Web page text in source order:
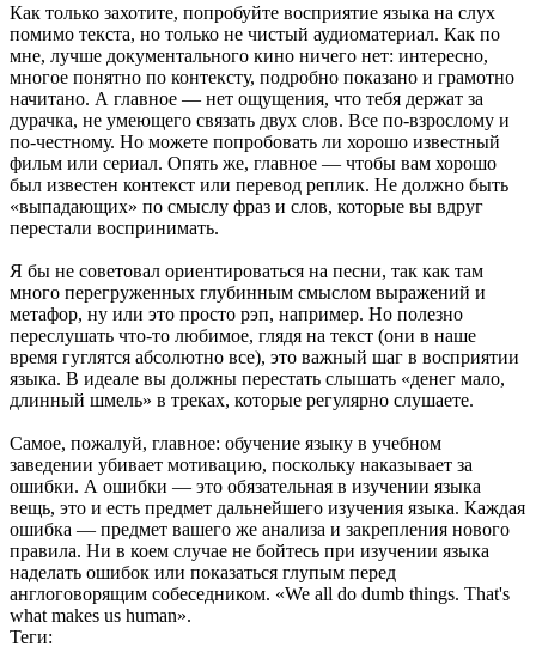
Как только захотите, попробуйте восприятие языка на слух
помимо текста, но только не чистый аудиоматериал. Как по
мне, лучше документального кино ничего нет: интересно,
многое понятно по контексту, подробно показано и грамотно
начитано. А главное — нет ощущения, что тебя держат за
дурачка, не умеющего связать двух слов. Все по-взрослому и
по-честному. Но можете попробовать ли хорошо известный
фильм или сериал. Опять же, главное — чтобы вам хорошо
был известен контекст или перевод реплик. Не должно быть
«выпадающих» по смыслу фраз и слов, которые вы вдруг
перестали воспринимать.
Я бы не советовал ориентироваться на песни, так как там
много перегруженных глубинным смыслом выражений и
метафор, ну или это просто рэп, например. Но полезно
переслушать что-то любимое, глядя на текст (они в наше
время гуглятся абсолютно все), это важный шаг в восприятии
языка. В идеале вы должны перестать слышать «денег мало,
длинный шмель» в треках, которые регулярно слушаете.
Самое, пожалуй, главное: обучение языку в учебном
заведении убивает мотивацию, поскольку наказывает за
ошибки. А ошибки — это обязательная в изучении языка
вещь, это и есть предмет дальнейшего изучения языка. Каждая
ошибка — предмет вашего же анализа и закрепления нового
правила. Ни в коем случае не бойтесь при изучении языка
наделать ошибок или показаться глупым перед
англоговорящим собеседником. «We all do dumb things. That's
what makes us human».
Теги: